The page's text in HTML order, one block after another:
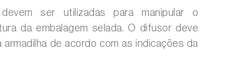
ser utilizadas para manipular o
da embalagem selada. O difusor deve
armadilha de acordo com as indicações da